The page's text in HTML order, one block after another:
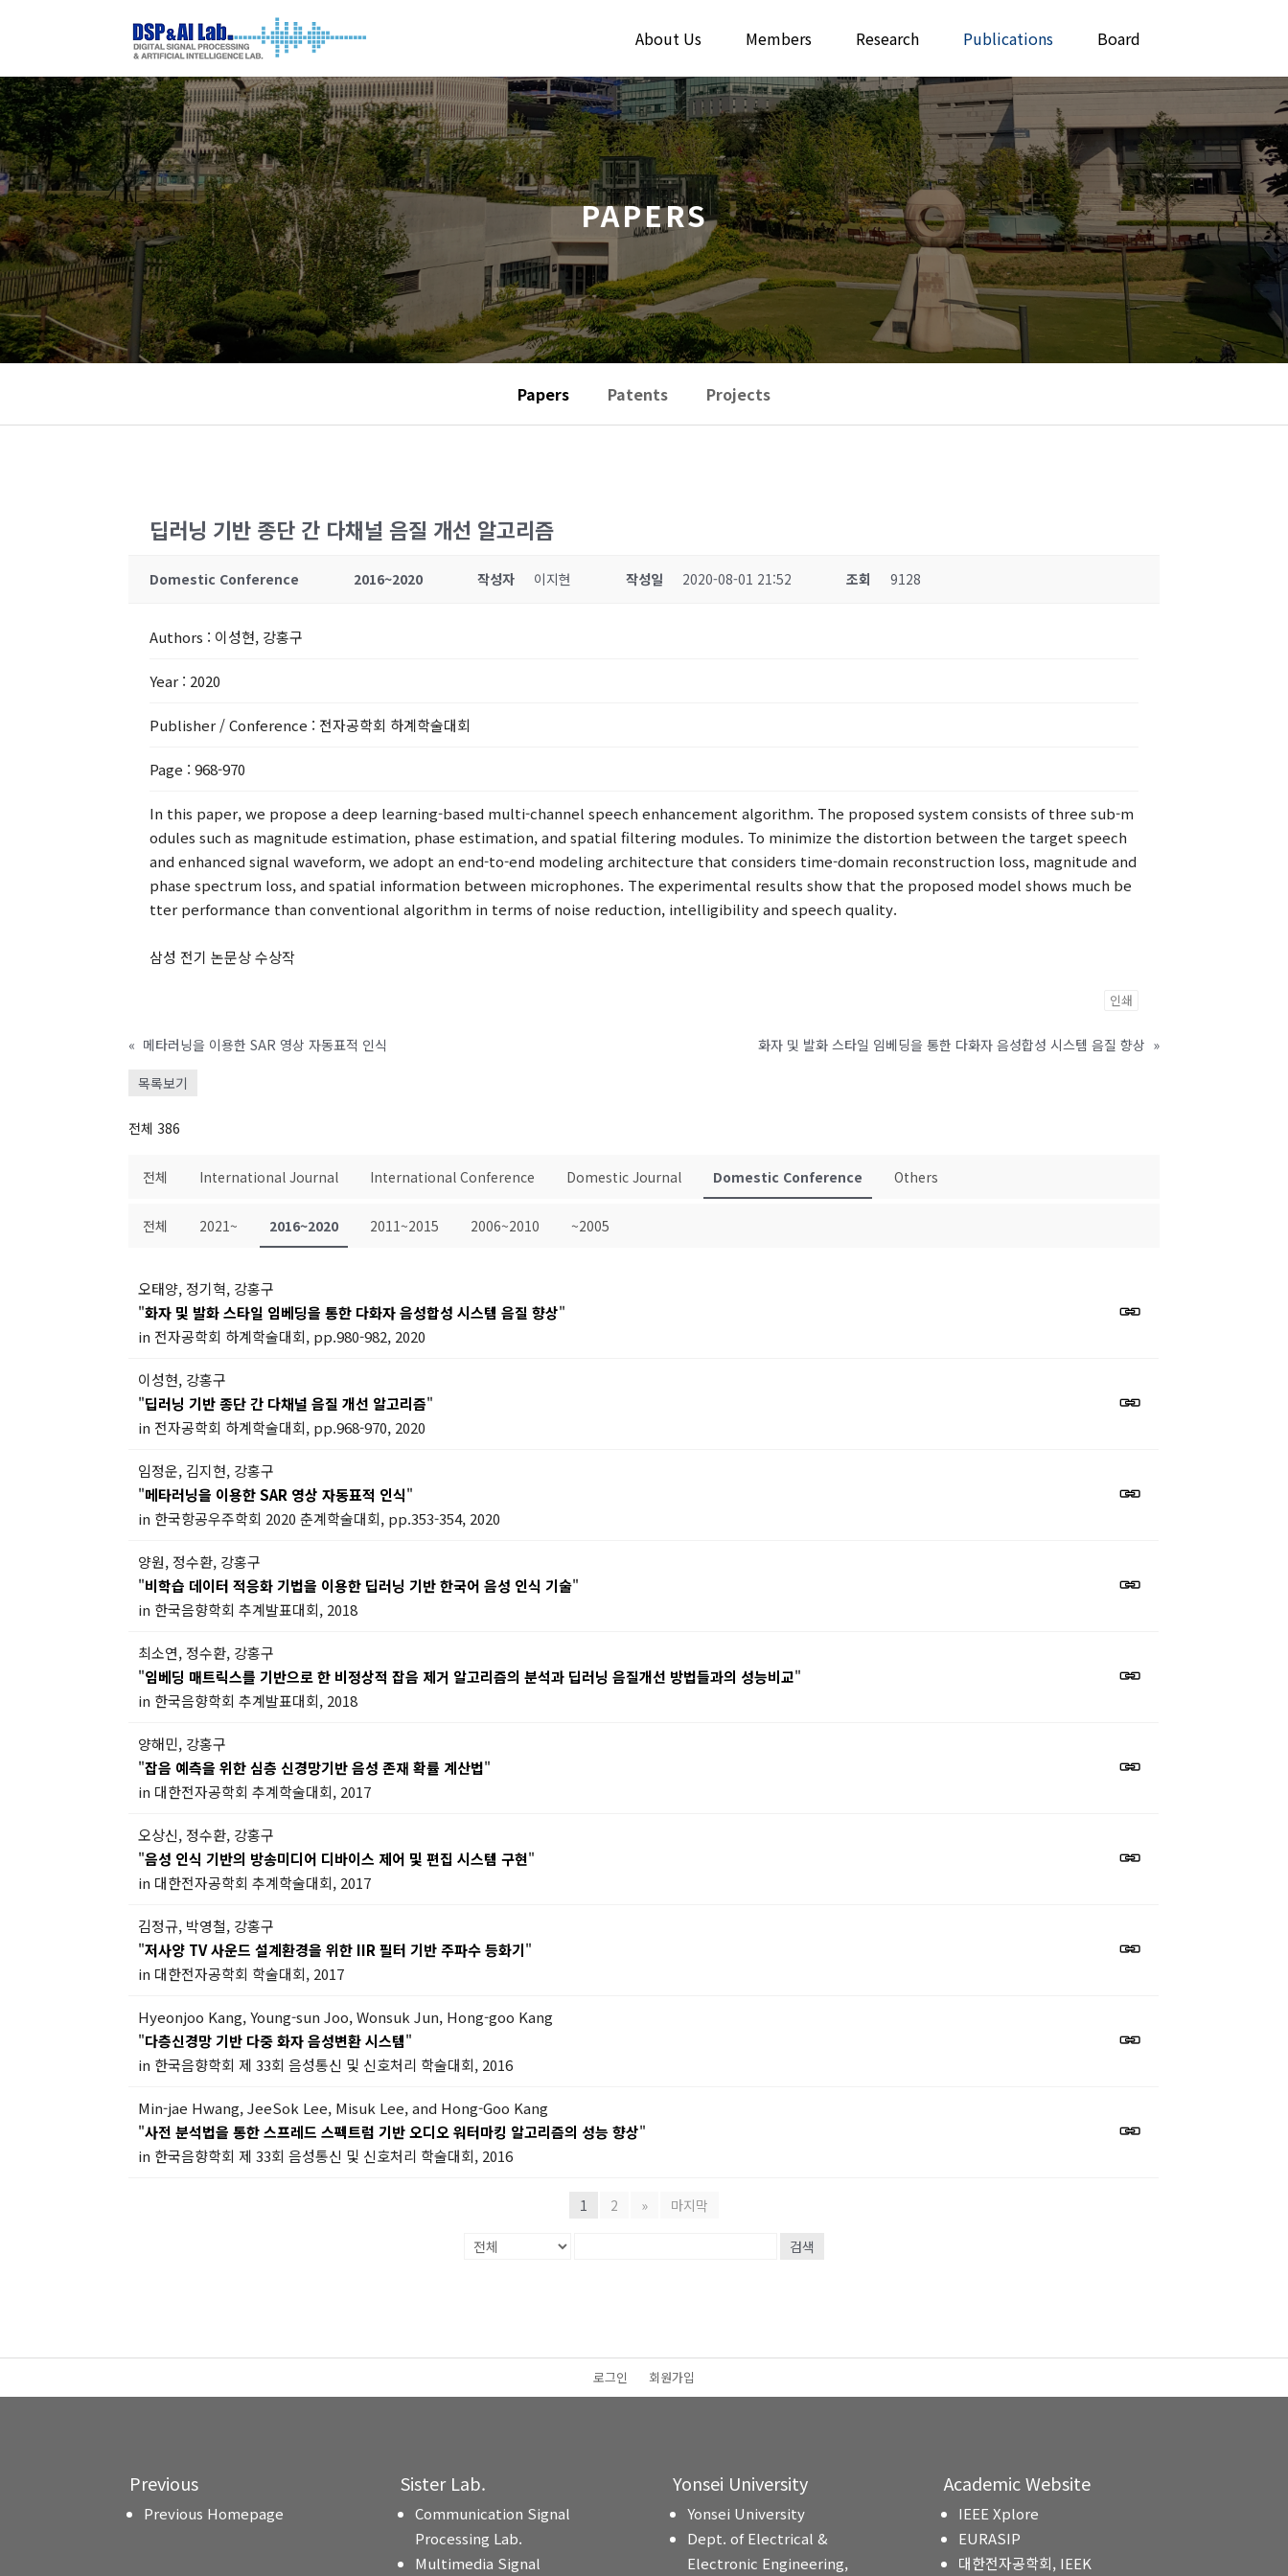
About Us Members Research Publications Board
PAPERS
Papers Patents Projects
딥러닝 기반 종단 간 다채널 음질 개선 알고리즘
Domestic Conference 2016~2020 작성자 이지현 작성일 2020-08-01 21:52 조회 9128
Authors : 이성현, 강홍구
Year : 2020
Publisher / Conference : 전자공학회 하계학술대회
Page : 968-970
In this paper, we propose a deep learning-based multi-channel speech enhancement algorithm. The proposed system consists of three sub-m
odules such as magnitude estimation, phase estimation, and spatial filtering modules. To minimize the distortion between the target speech
and enhanced signal waveform, we adopt an end-to-end modeling architecture that considers time-domain reconstruction loss, magnitude and
phase spectrum loss, and spatial information between microphones. The experimental results show that the proposed model shows much be
tter performance than conventional algorithm in terms of noise reduction, intelligibility and speech quality.
삼성 전기 논문상 수상작
인쇄
« 메타러닝을 이용한 SAR 영상 자동표적 인식 화자 및 발화 스타일 임베딩을 통한 다화자 음성합성 시스템 음질 향상 »
목록보기
전체 386
전체 International Journal International Conference Domestic Journal Domestic Conference Others
전체 2021~ 2016~2020 2011~2015 2006~2010 ~2005
오태양, 정기혁, 강홍구
"화자 및 발화 스타일 임베딩을 통한 다화자 음성합성 시스템 음질 향상"
in 전자공학회 하계학술대회, pp.980-982, 2020
이성현, 강홍구
"딥러닝 기반 종단 간 다채널 음질 개선 알고리즘"
in 전자공학회 하계학술대회, pp.968-970, 2020
임정운, 김지현, 강홍구
"메타러닝을 이용한 SAR 영상 자동표적 인식"
in 한국항공우주학회 2020 춘계학술대회, pp.353-354, 2020
양원, 정수환, 강홍구
"비학습 데이터 적응화 기법을 이용한 딥러닝 기반 한국어 음성 인식 기술"
in 한국음향학회 추계발표대회, 2018
최소연, 정수환, 강홍구
"임베딩 매트릭스를 기반으로 한 비정상적 잡음 제거 알고리즘의 분석과 딥러닝 음질개선 방법들과의 성능비교"
in 한국음향학회 추계발표대회, 2018
양해민, 강홍구
"잡음 예측을 위한 심층 신경망기반 음성 존재 확률 계산법"
in 대한전자공학회 추계학술대회, 2017
오상신, 정수환, 강홍구
"음성 인식 기반의 방송미디어 디바이스 제어 및 편집 시스템 구현"
in 대한전자공학회 추계학술대회, 2017
김정규, 박영철, 강홍구
"저사양 TV 사운드 설계환경을 위한 IIR 필터 기반 주파수 등화기"
in 대한전자공학회 학술대회, 2017
Hyeonjoo Kang, Young-sun Joo, Wonsuk Jun, Hong-goo Kang
"다층신경망 기반 다중 화자 음성변환 시스템"
in 한국음향학회 제 33회 음성통신 및 신호처리 학술대회, 2016
Min-jae Hwang, JeeSok Lee, Misuk Lee, and Hong-Goo Kang
"사전 분석법을 통한 스프레드 스펙트럼 기반 오디오 워터마킹 알고리즘의 성능 향상"
in 한국음향학회 제 33회 음성통신 및 신호처리 학술대회, 2016
1 2 » 마지막
검색
로그인 회원가입
Previous
Previous Homepage
Sister Lab.
Communication Signal
Processing Lab.
Multimedia Signal
Yonsei University
Yonsei University
Dept. of Electrical &
Electronic Engineering,
Academic Website
IEEE Xplore
EURASIP
대한전자공학회, IEEK